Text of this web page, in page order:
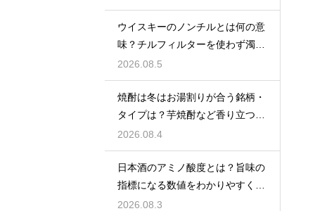
ウイスキーのノンチルとは何の意
味？チルフィルターを使わず濁り
をあえて残す製法
2026.08.5
焼酎は冬はお湯割りが合う銘柄・
タイプは？芋焼酎など香り立つ本
格焼酎で体が温まる
2026.08.4
日本酒のアミノ酸度とは？旨味の
指標になる数値をわかりやすく解
説
2026.08.3